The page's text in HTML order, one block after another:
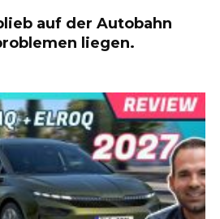
auf der Autobahn
liegen.